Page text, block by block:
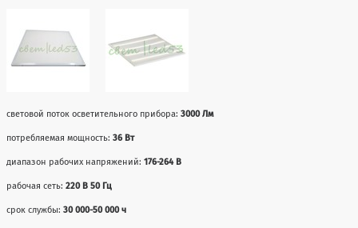
световой поток осветительного прибора:3000 Лм
потребляемая мощность:36 Вт
диапазон рабочих напряжений:176-264 В
рабочая сеть:220 В 50 Гц
срок службы:30 000-50 000 ч